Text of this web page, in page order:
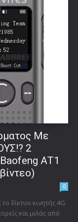
Με
2
AT1
0
δίκτυο κινητής 4G
και μιλάς από